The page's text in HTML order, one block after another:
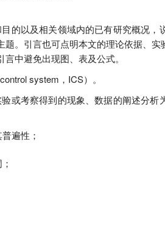
的以及相关领域内的已有研究概况，
。引言也可点明本文的理论依据、
中避免出现图、表及公式。
system，ICS）。
或考察得到的现象、数据的阐述分析
遍性；